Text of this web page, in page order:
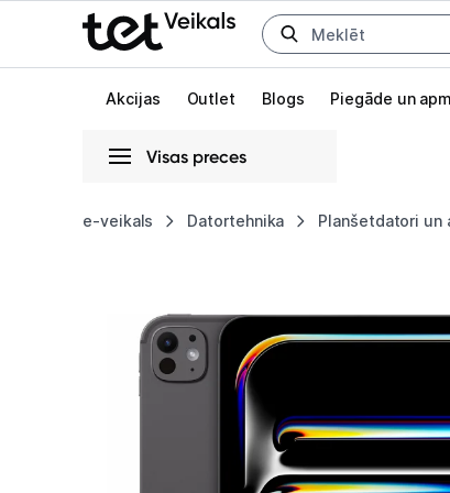
Uz kategorijam Uz galveno saturu
Akcijas Outlet Blogs Piegāde un
Visas preces
e-veikals Datortehnika Planšetdatori un
Globāls iestatījums animāciju aktivizēšanai vai
iPad